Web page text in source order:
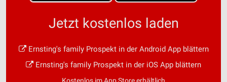
Jetzt kostenlos laden
Ernsting's family Prospekt in der Android App blättern
Ernsting's family Prospekt in der iOS App blättern